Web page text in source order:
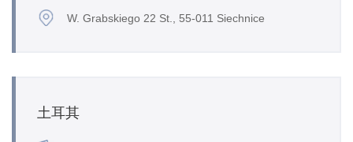
W. Grabskiego 22 St., 55-011 Siechnice
土耳其